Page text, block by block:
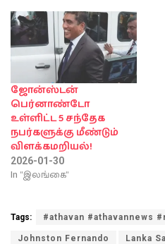
ஜோன்ஸ்டன்
பெர்னாண்டோ
உள்ளிட்ட 5 சந்தேக
நபர்களுக்கு மீண்டும்
விளக்கமறியல்!
2026-01-30
In "இலங்கை"
Tags: #athavan #athavannews
Johnston Fernando Lanka